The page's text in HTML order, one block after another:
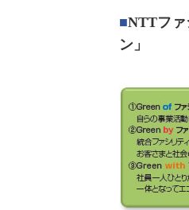
■NTTファ
ン」